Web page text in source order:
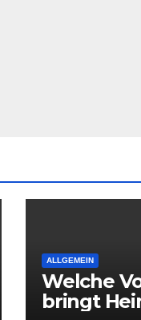
ALLGEMEIN
Welche
bringt